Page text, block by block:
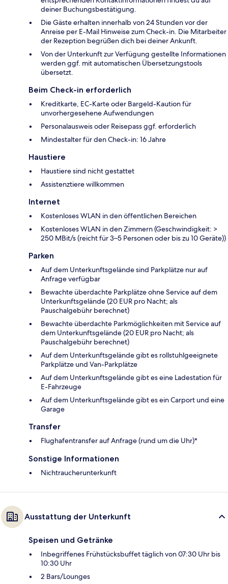
deiner Buchungsbestätigung.
Die Gäste erhalten innerhalb von 24 Stunden vor der
Anreise per E-Mail Hinweise zum Check-in. Die Mitarbeiter
der Rezeption begrüßen dich bei deiner Ankunft.
Von der Unterkunft zur Verfügung gestellte Informationen
werden ggf. mit automatischen Übersetzungstools
übersetzt.
Beim Check-in erforderlich
Kreditkarte, EC-Karte oder Bargeld-Kaution für
unvorhergesehene Aufwendungen
Personalausweis oder Reisepass ggf. erforderlich
Mindestalter für den Check-in: 16 Jahre
Haustiere
Haustiere sind nicht gestattet
Assistenztiere willkommen
Internet
Kostenloses WLAN in den öffentlichen Bereichen
Kostenloses WLAN in den Zimmern (Geschwindigkeit: >
250 MBit/s (reicht für 3–5 Personen oder bis zu 10 Geräte))
Parken
Auf dem Unterkunftsgelände sind Parkplätze nur auf
Anfrage verfügbar
Bewachte überdachte Parkplätze ohne Service auf dem
Unterkunftsgelände (20 EUR pro Nacht; als
Pauschalgebühr berechnet)
Bewachte überdachte Parkmöglichkeiten mit Service auf
dem Unterkunftsgelände (20 EUR pro Nacht; als
Pauschalgebühr berechnet)
Auf dem Unterkunftsgelände gibt es rollstuhlgeeignete
Parkplätze und Van-Parkplätze
Auf dem Unterkunftsgelände gibt es eine Ladestation für
E-Fahrzeuge
Auf dem Unterkunftsgelände gibt es ein Carport und eine
Garage
Transfer
Flughafentransfer auf Anfrage (rund um die Uhr)*
Sonstige Informationen
Nichtraucherunterkunft
Ausstattung der Unterkunft
Speisen und Getränke
Inbegriffenes Frühstücksbuffet täglich von 07:30 Uhr bis
10:30 Uhr
2 Bars/Lounges